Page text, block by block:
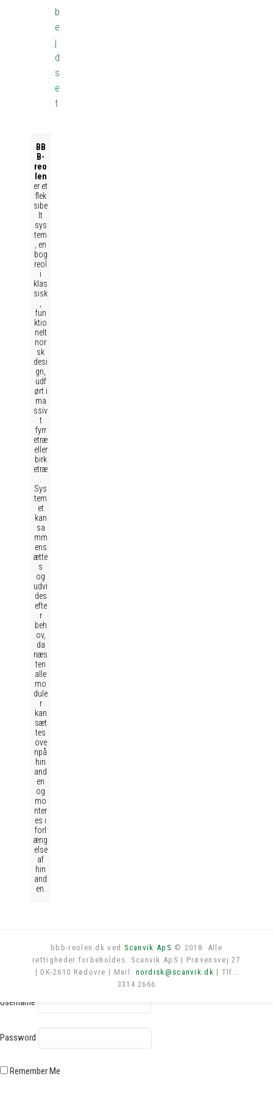
b
e
j
d
s
e
t
BB
B-
reo
len
er et
flek
sibe
lt
sys
tem
, en
bog
reol
i
klas
sisk
fun
ktio
nelt
nor
sk
desi
gn,
udf
ørt i
ma
ssiv
t
fyrr
etræ
eller
birk
etræ
Sys
tem
et
kan
sa
mm
ens
ætte
s
og
udvi
des
efte
r
beh
ov,
da
næs
ten
alle
mo
dule
r
kan
sæt
tes
ove
npå
hin
and
en
og
mo
nter
es i
forl
æng
else
af
hin
and
en.
bbb-reolen.dk ved Scanvik ApS © 2018. Alle
rettigheder forbeholdes. Scanvik ApS | Prøvensvej 27
| DK-2610 Rødovre | Mail: nordisk@scanvik.dk | Tlf.:
3314 2666
Log in
Username
Password
Remember Me